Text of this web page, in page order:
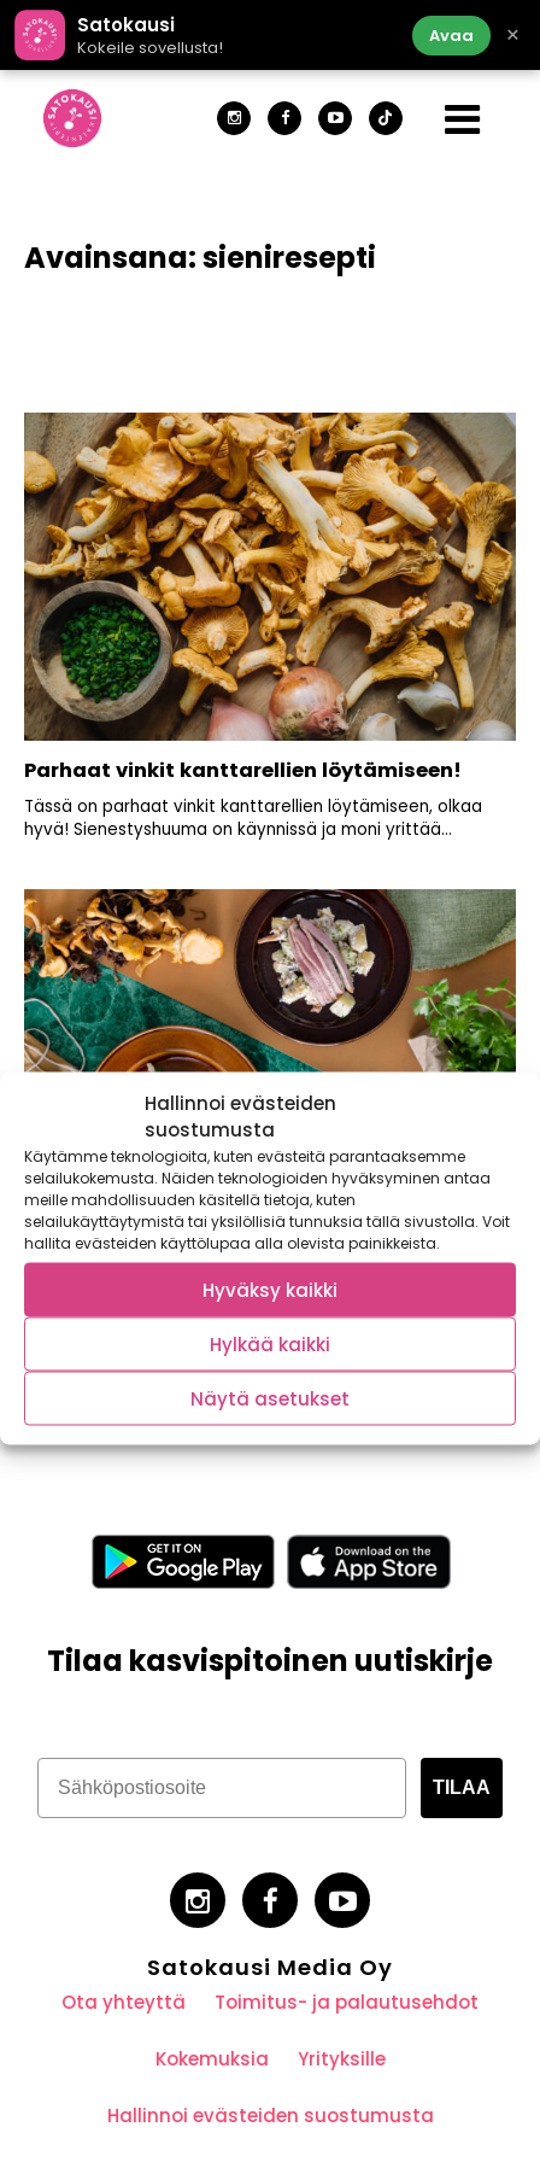
Hallinnoi evästeiden
suostumusta
Käytämme teknologioita, kuten evästeitä parantaaksemme
selailukokemusta. Näiden teknologioiden hyväksyminen antaa
meille mahdollisuuden käsitellä tietoja, kuten
selailukäyttäytymistä tai yksilöllisiä tunnuksia tällä sivustolla. Voit
hallita evästeiden käyttölupaa alla olevista painikkeista.
Hyväksy kaikki
Hylkää kaikki
Näytä asetukset
Satokausi
Kokeile sovellusta!
Avaa ×
Avainsana:sieniresepti
Parhaat vinkit kanttarellien löytämiseen!
Tässä on parhaat vinkit kanttarellien löytämiseen, olkaa
hyvä! Sienestyshuuma on käynnissä ja moni yrittää...
Sadonkorjuuajan suosikit: Ruusukaali,
kyssäkaali ja suppilovahverot säestävät
mehukkaita Maatiaispossun erikoislihoja
Syksy on sadonkorjuun aikaa! Satokausi-keittiössä
loihdimme lisukkeita, joissa etenkin sesongin kaalit ja
sienet...
Tilaa kasvispitoinen uutiskirje
TILAA
Satokausi Media Oy
Ota yhteyttä Toimitus- ja palautusehdot
Kokemuksia Yrityksille
Hallinnoi evästeiden suostumusta